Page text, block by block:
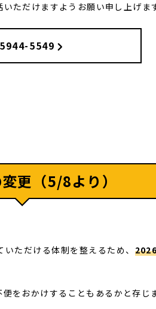
ただけますようお願い申し上げま
5549
更（5/8より）
ただける体制を整えるため、
をおかけすることもあるかと存じ